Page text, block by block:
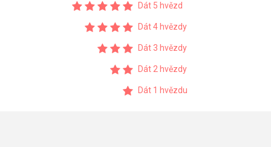
Dát 5 hvězd
Dát 4 hvězdy
Dát 3 hvězdy
Dát 2 hvězdy
Dát 1 hvězdu